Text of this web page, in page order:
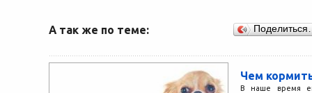
А так же по теме:
Чем
В наше время